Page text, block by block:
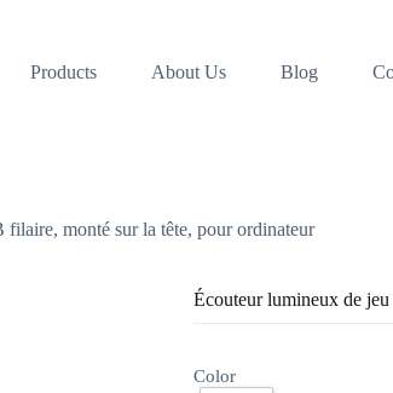
Products About Us Blog
monté sur la tête, pour ordinateur
Écouteur lumineux de
Color